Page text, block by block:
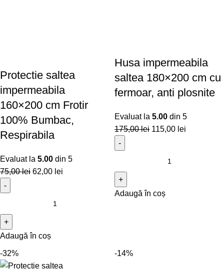
Protectie saltea
impermeabila
160×200 cm Frotir
100% Bumbac,
Respirabila
Evaluat la 5.00 din 5
75,00lei 62,00 lei
Adaugă în coș
Husa impermeabila
saltea 180×200 cm cu
fermoar, anti plosnite
Evaluat la 5.00 din 5
175,00lei 115,00 lei
Adaugă în coș
-32% -14%